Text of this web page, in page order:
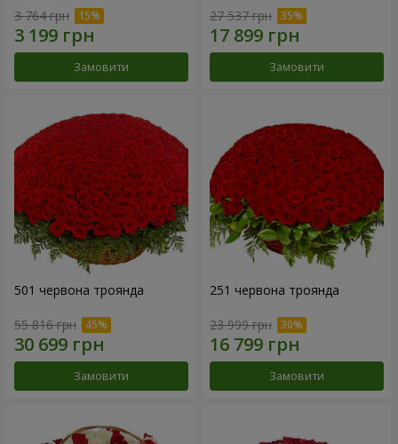
3 764 грн
Замовити
27 537 грн
Замовити
501 червона троянда
55 816 грн
Замовити
251 червона троянда
23 999 грн
Замовити